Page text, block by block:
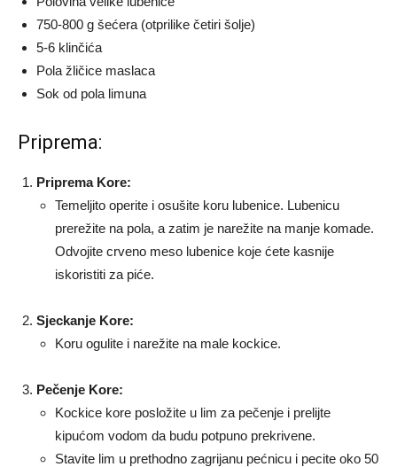
750-800 g šećera (otprilike četiri šolje)
5-6 klinčića
Pola žličice maslaca
Sok od pola limuna
Priprema:
Priprema Kore:
Temeljito operite i osušite koru lubenice. Lubenicu
prerežite na pola, a zatim je narežite na manje komade.
Odvojite crveno meso lubenice koje ćete kasnije
iskoristiti za piće.
Sjeckanje Kore:
Koru ogulite i narežite na male kockice.
Pečenje Kore:
Kockice kore posložite u lim za pečenje i prelijte
kipućom vodom da budu potpuno prekrivene.
Stavite lim u prethodno zagrijanu pećnicu i pecite oko 50